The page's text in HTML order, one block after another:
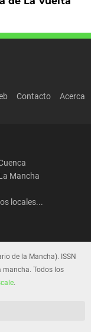
Contacto
Acerca
Mancha
locales...
de la Mancha). ISSN
mancha. Todos los
.